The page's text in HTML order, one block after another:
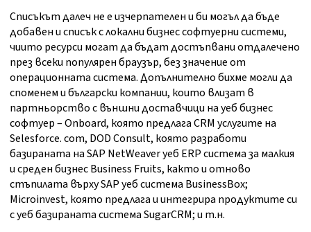
Списъкът далеч не е изчерпателен и би могъл да бъде
добавен и списък с локални бизнес софтуерни системи,
чиито ресурси могат да бъдат достъпвани отдалечено
през всеки популярен браузър, без значение от
операционната система. Допълнително бихме могли да
споменем и български компании, които влизат в
партньорство с външни доставчици на уеб бизнес
софтуер – Onboard, която предлага CRM услугите на
Selesforce. com, DOD Consult, която разработи
базираната на SAP NetWeaver уеб ERP система за малкия
и среден бизнес Business Fruits, както и отново
стъпилата върху SAP уеб система BusinessBox;
Microinvest, която предлага и интегрира продуктите си
с уеб базираната система SugarCRM; и т.н.